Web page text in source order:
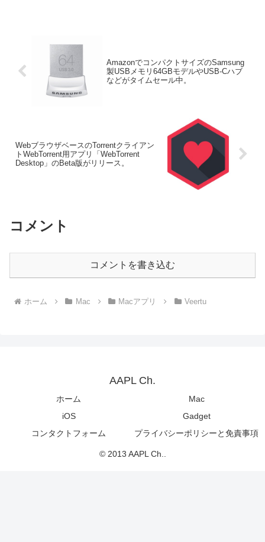
AmazonでコンパクトサイズのSamsung
製USBメモリ64GBモデルやUSB-Cハブ
などがタイムセール中。
WebブラウザベースのTorrentクライアン
トWebTorrent用アプリ「WebTorrent
Desktop」のBeta版がリリース。
コメント
コメントを書き込む
ホーム Mac Macアプリ Veertu
AAPL Ch.
ホーム
Mac
iOS
Gadget
コンタクトフォーム
プライバシーポリシーと免責事項
© 2013 AAPL Ch..